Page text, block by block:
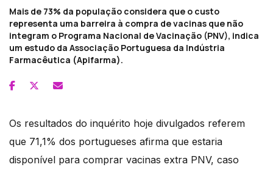
Mais de 73% da população considera que o custo
representa uma barreira à compra de vacinas que não
integram o Programa Nacional de Vacinação (PNV), indica
um estudo da Associação Portuguesa da Indústria
Farmacêutica (Apifarma).
Os resultados do inquérito hoje divulgados referem
que 71,1% dos portugueses afirma que estaria
disponível para comprar vacinas extra PNV, caso